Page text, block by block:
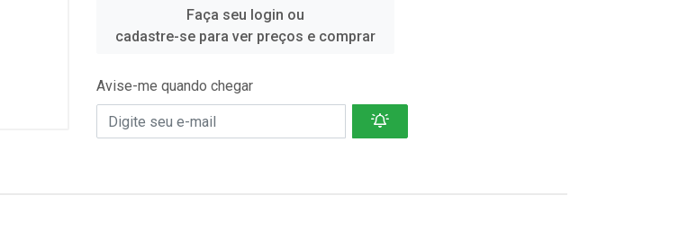
Faça seu login ou
cadastre-se para ver preços e comprar
Avise-me quando chegar